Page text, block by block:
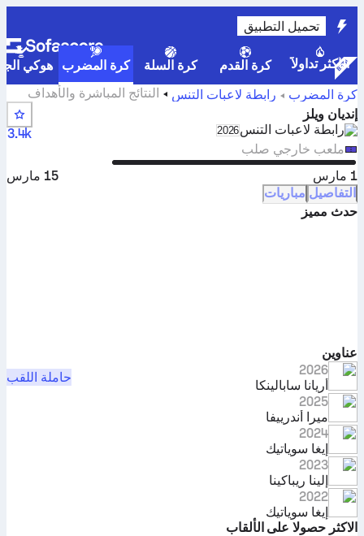
تحميل التطبيق
الأكثر تداولاً كرة القدم كرة السلة كرة المضرب
هوكي
كرة المضرب
رابطة لاعبات التنس
النتائج المباشرة والأهداف
والمباريات لرابطة لاعبات التنس Indian Wells
إنديان ويلز
رابطة لاعبات التنسseason in unique tournament header
2026
3.4k
ملعب خارجي صلب
1 مارس
15 مارس
التفاصيل مباريات
حدث مميز
عناوين
2026
أريانا سابالينكا
حاملة اللقب
2025
ميرا أندرييفا
2024
إيغا سوياتيك
2023
إلينا ريباكينا
2022
إيغا سوياتيك
الاكثر حصولا على الألقاب